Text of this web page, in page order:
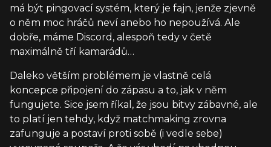
má být pingovací systém, který je fajn, jenže zjevně
o něm moc hráčů neví anebo ho nepoužívá. Ale
dobře, máme Discord, alespoň tedy v četě
maximálně tří kamarádů…
Daleko větším problémem je vlastně celá
koncepce připojení do zápasu a to, jak v něm
fungujete. Sice jsem říkal, že jsou bitvy zábavné, ale
to platí jen tehdy, když matchmaking zrovna
zafunguje a postaví proti sobě (i vedle sebe)